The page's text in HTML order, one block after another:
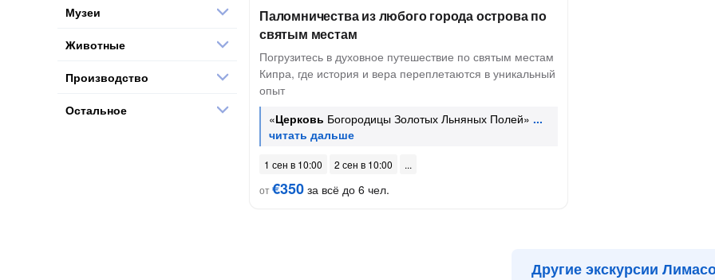
Паломничества из любого города острова по
святым местам
Погрузитесь в духовное путешествие по святым местам
Кипра, где история и вера переплетаются в уникальный
опыт
«Церковь Богородицы Золотых Льняных Полей»
1 сен в 10:00
2 сен в 10:00
от€350 за всё до 6 чел.
Другие экскурсии
Музеи
Животные
Производство
Остальное